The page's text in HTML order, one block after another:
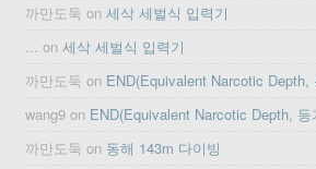
까만도둑 on세삭 세벌식 입력기
... on세삭 세벌식 입력기
까만도둑 on END(Equivalent Narcotic Depth,
wang9 on END(Equivalent Narcotic Depth,
까만도둑 on 동해 143m 다이빙